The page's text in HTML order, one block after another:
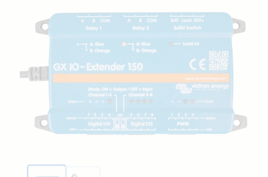
eszközön található Node-RED szoftverrel, valamint a
felhasználói felület kapcsolópaneljén keresztül vezérelhető.